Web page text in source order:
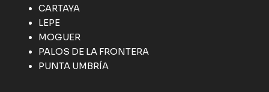
CARTAYA
LEPE
MOGUER
PALOS DE LA FRONTERA
PUNTA UMBRÍA